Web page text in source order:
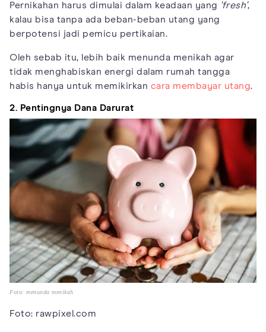
Pernikahan harus dimulai dalam keadaan yang 'fresh',
kalau bisa tanpa ada beban-beban utang yang
berpotensi jadi pemicu pertikaian.
Oleh sebab itu, lebih baik menunda menikah agar
tidak menghabiskan energi dalam rumah tangga
habis hanya untuk memikirkan cara membayar utang.
2. Pentingnya Dana Darurat
Foto: menunda menikah
Foto: rawpixel.com